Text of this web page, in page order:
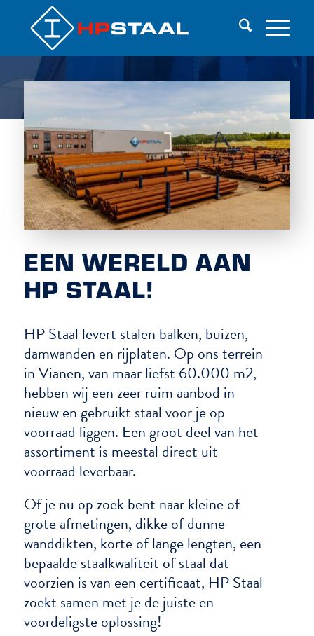
EEN WERELD AAN
HP STAAL!
HP Staal levert stalen balken, buizen,
damwanden en rijplaten. Op ons terrein
in Vianen, van maar liefst 60.000 m2,
hebben wij een zeer ruim aanbod in
nieuw en gebruikt staal voor je op
voorraad liggen. Een groot deel van het
assortiment is meestal direct uit
voorraad leverbaar.
Of je nu op zoek bent naar kleine of
grote afmetingen, dikke of dunne
wanddikten, korte of lange lengten, een
bepaalde staalkwaliteit of staal dat
voorzien is van een certificaat, HP Staal
zoekt samen met je de juiste en
voordeligste oplossing!